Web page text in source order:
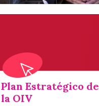
Plan Estratégico de
la OIV